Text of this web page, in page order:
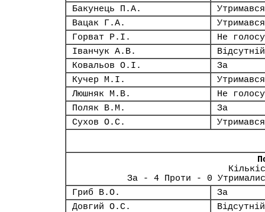
Бакунець П.А.
Утримався
Вацак Г.А.
Утримався
Горват Р.І.
Не
Іванчук А.В.
Відсутній
Ковальов О.І.
За
Кучер М.І.
Утримався
Люшняк М.В.
Не
Поляк В.М.
За
Сухов О.С.
Утримався
За - 4 Проти - 0
Гриб В.О.
За
Довгий О.С.
Відсутній